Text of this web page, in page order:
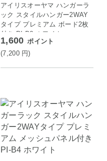
アイリスオーヤマ ハンガーラ
ック スタイルハンガー2WAY
タイプ プレミアム ボード2枚
付き PI-B2 ホワイト
1,600 ポイント
(7,200 円)